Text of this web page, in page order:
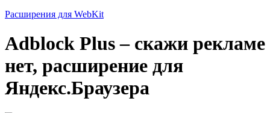
Расширения для WebKit
Adblock Plus – скажи рекламе
нет, расширение для
Яндекс.Браузера